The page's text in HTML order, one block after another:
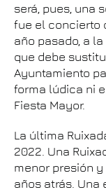
será, pues, una
fue el concierto
año pasado, a
que debe
Ayuntamiento
forma lúdica ni
Fiesta Mayor.
La última
2022. Una
menor presión
años atrás. Una